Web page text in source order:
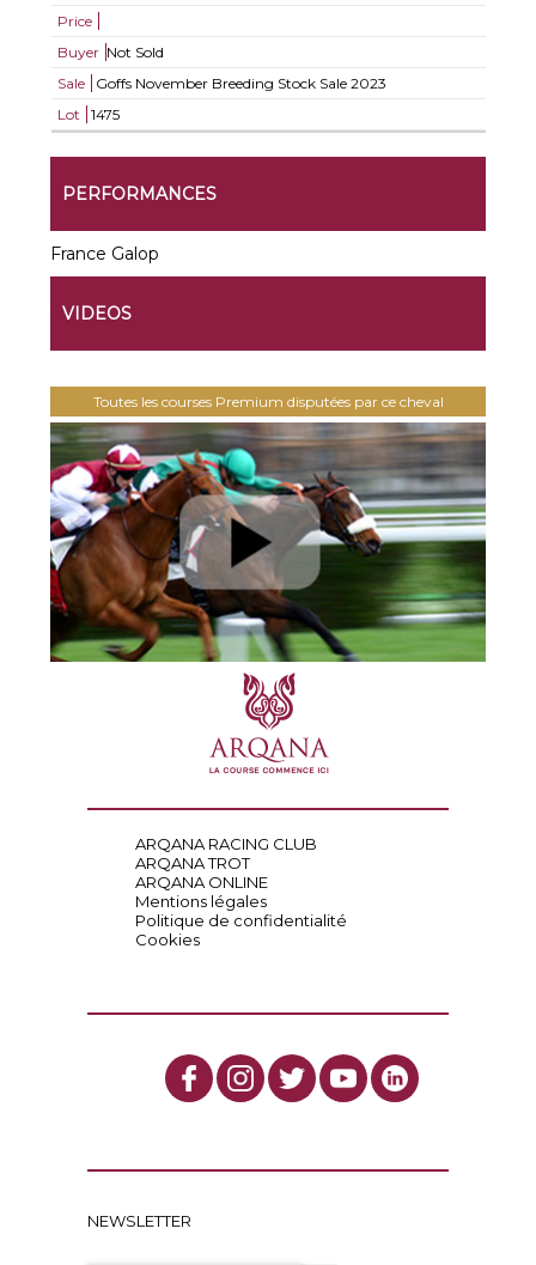
Price
Buyer Not Sold
Sale
Goffs November Breeding Stock Sale 2023
Lot
1475
PERFORMANCES
France Galop
VIDEOS
Toutes les courses Premium disputées par ce cheval
ARQANA RACING CLUB
ARQANA TROT
ARQANA ONLINE
Mentions légales
Politique de confidentialité
Cookies
NEWSLETTER